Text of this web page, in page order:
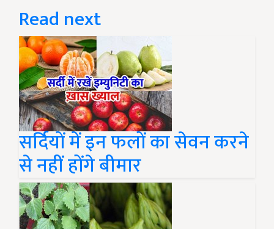
Read next
सर्दियों में इन फलों का सेवन करने
से नहीं होंगे बीमार